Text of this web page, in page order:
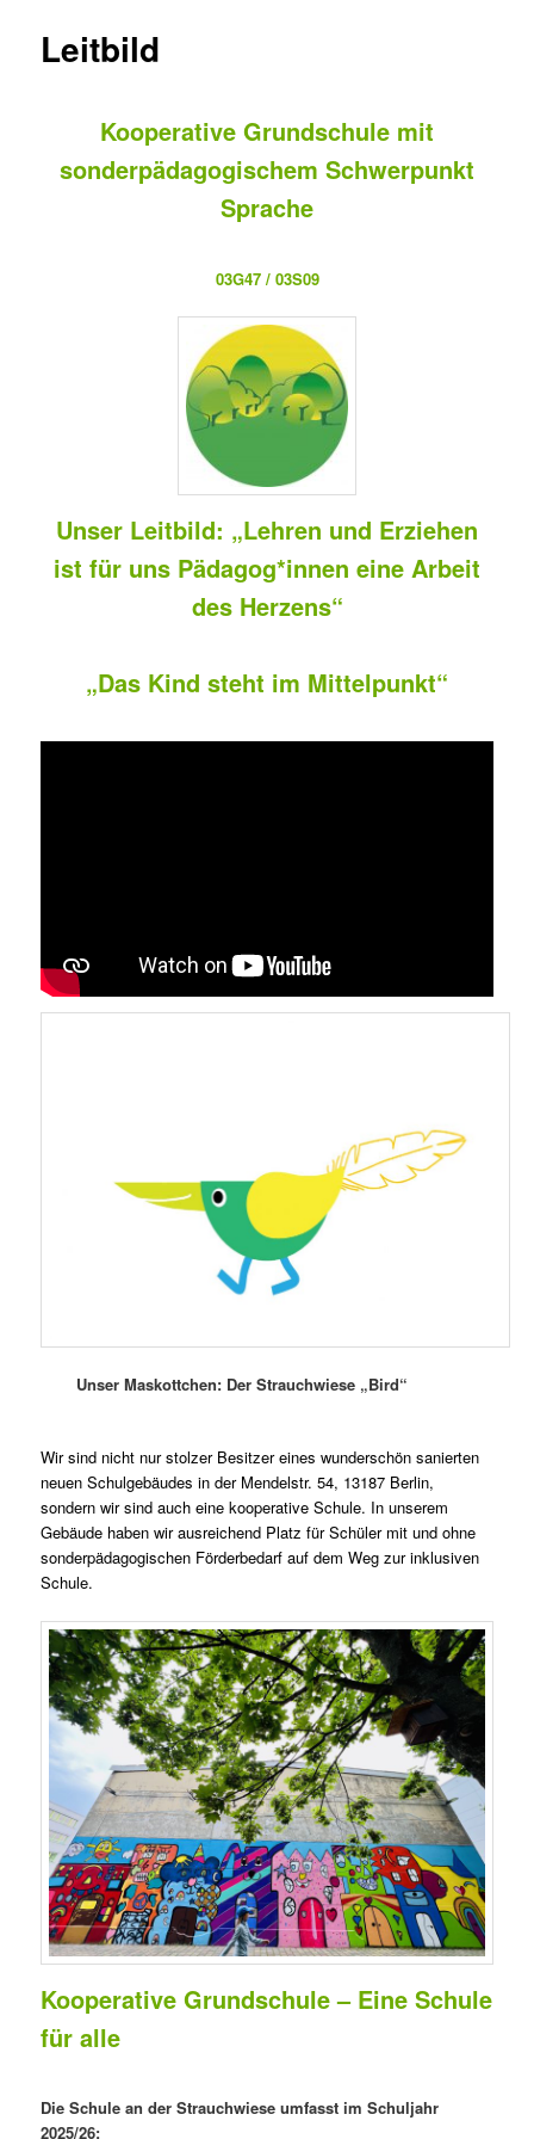
Leitbild
Kooperative Grundschule mit
sonderpädagogischem Schwerpunkt
Sprache
03G47 / 03S09
Unser Leitbild: „Lehren und Erziehen
ist für uns Pädagog*innen eine Arbeit
des Herzens“
„Das Kind steht im Mittelpunkt“
Unser Maskottchen: Der Strauchwiese „Bird“
Wir sind nicht nur stolzer Besitzer eines wunderschön sanierten
neuen Schulgebäudes in der Mendelstr. 54, 13187 Berlin,
sondern wir sind auch eine kooperative Schule. In unserem
Gebäude haben wir ausreichend Platz für Schüler mit und ohne
sonderpädagogischen Förderbedarf auf dem Weg zur inklusiven
Schule.
Kooperative Grundschule – Eine Schule
für alle
Die Schule an der Strauchwiese umfasst im Schuljahr
2025/26: